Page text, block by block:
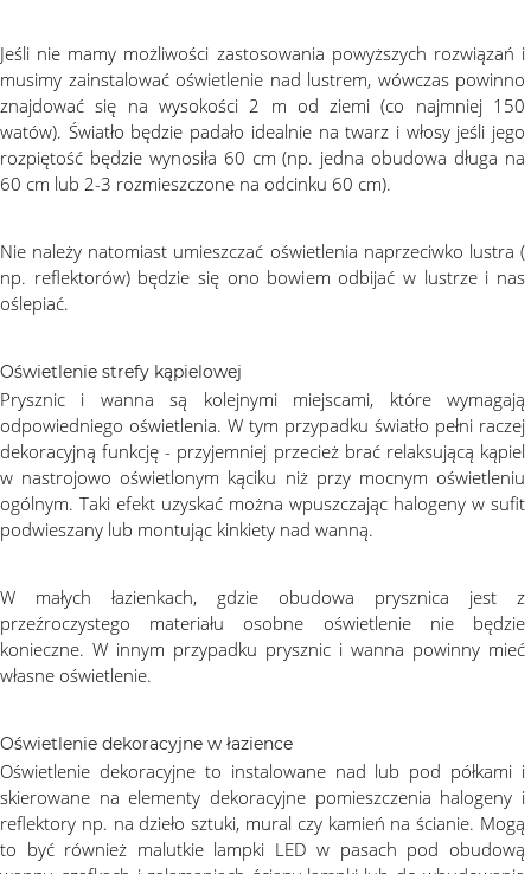
Jeśli nie mamy możliwości zastosowania powyższych rozwiązań i
musimy zainstalować oświetlenie nad lustrem, wówczas powinno
znajdować się na wysokości 2 m od ziemi (co najmniej 150
watów). Światło będzie padało idealnie na twarz i włosy jeśli jego
rozpiętość będzie wynosiła 60 cm (np. jedna obudowa długa na
60 cm lub 2-3 rozmieszczone na odcinku 60 cm).
Nie należy natomiast umieszczać oświetlenia naprzeciwko lustra (
np. reflektorów) będzie się ono bowiem odbijać w lustrze i nas
oślepiać.
Oświetlenie strefy kąpielowej
Prysznic i wanna są kolejnymi miejscami, które wymagają
odpowiedniego oświetlenia. W tym przypadku światło pełni raczej
dekoracyjną funkcję - przyjemniej przecież brać relaksującą kąpiel
w nastrojowo oświetlonym kąciku niż przy mocnym oświetleniu
ogólnym. Taki efekt uzyskać można wpuszczając halogeny w sufit
podwieszany lub montując kinkiety nad wanną.
W małych łazienkach, gdzie obudowa prysznica jest z
przeźroczystego materiału osobne oświetlenie nie będzie
konieczne. W innym przypadku prysznic i wanna powinny mieć
własne oświetlenie.
Oświetlenie dekoracyjne w łazience
Oświetlenie dekoracyjne to instalowane nad lub pod półkami i
skierowane na elementy dekoracyjne pomieszczenia halogeny i
reflektory np. na dzieło sztuki, mural czy kamień na ścianie. Mogą
to być również malutkie lampki LED w pasach pod obudową